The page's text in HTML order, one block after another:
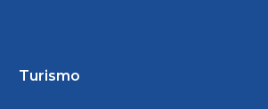
Turismo